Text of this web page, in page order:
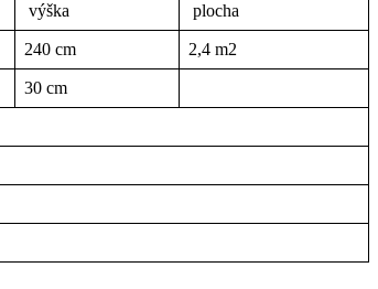
výška plocha
240 cm 2,4 m2
30 cm